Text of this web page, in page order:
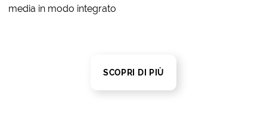
media in modo integrato
SCOPRI DI PIÙ